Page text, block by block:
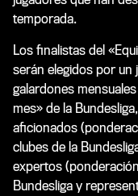
temporada.
Los finalistas del
serán elegidos por un
galardones
mes» de la
aficionados
clubes de la
expertos
Bundesliga y